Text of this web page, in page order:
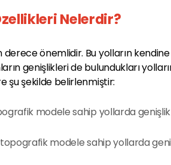
Nelerdir?
önemlidir. Bu yolların
genişlikleri de bulundukları
şu şekilde belirlenmiştir:
modele sahip yollarda
topografik modele sahip yollarda